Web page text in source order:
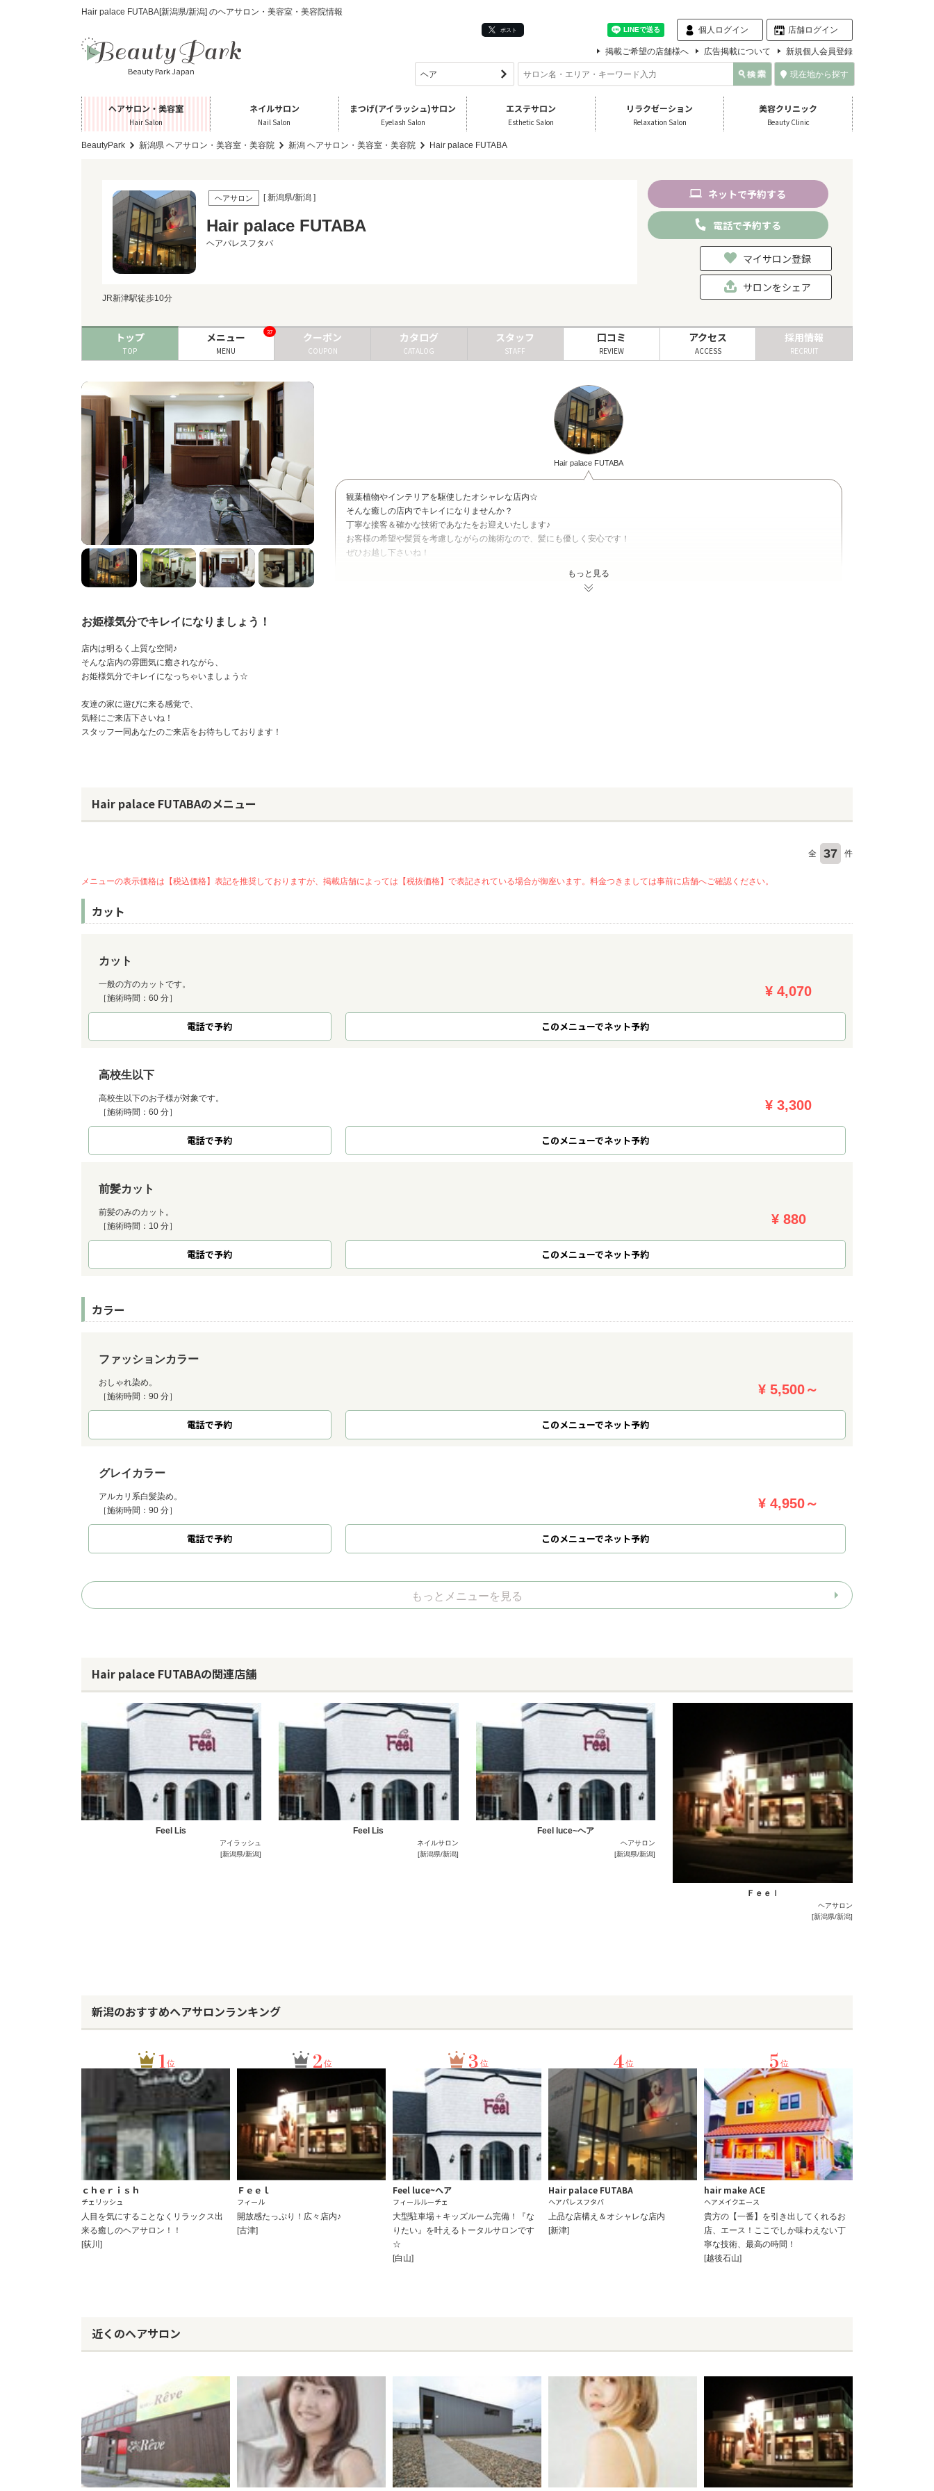
Hair palace FUTABA[新潟県/新潟] のヘアサロン・美容室・美容院情報
ポスト 個人ログイン 店舗ログイン
Beauty Park Japan
掲載ご希望の店舗様へ 広告掲載について 新規個人会員登録
現在地から探す
ヘアサロン・美容室
Hair Salon
ネイルサロン
Nail Salon
まつげ(アイラッシュ)サロン
Eyelash Salon
エステサロン
Esthetic Salon
リラクゼーション
Relaxation Salon
美容クリニック
Beauty Clinic
BeautyPark 新潟県 ヘアサロン・美容室・美容院 新潟 ヘアサロン・美容室・美容院 Hair palace FUTABA
ヘアサロン [ 新潟県/新潟 ]
Hair palace FUTABA
ヘアパレスフタバ
JR新津駅徒歩10分
ネットで予約する
電話で予約する
マイサロン登録
サロンをシェア
トップ
TOP
メニュー
MENU
37 クーポン
COUPON
カタログ
CATALOG
スタッフ
STAFF
口コミ
REVIEW
アクセス
ACCESS
採用情報
RECRUIT
Hair palace FUTABA
観葉植物やインテリアを駆使したオシャレな店内☆
そんな癒しの店内でキレイになりませんか？
丁寧な接客＆確かな技術であなたをお迎えいたします♪
お客様の希望や髪質を考慮しながらの施術なので、髪にも優しく安心です！
ぜひお越し下さいね！
もっと見る
お姫様気分でキレイになりましょう！
店内は明るく上質な空間♪
そんな店内の雰囲気に癒されながら、
お姫様気分でキレイになっちゃいましょう☆
友達の家に遊びに来る感覚で、
気軽にご来店下さいね！
スタッフ一同あなたのご来店をお待ちしております！
Hair palace FUTABAのメニュー
全 37 件
メニューの表示価格は【税込価格】表記を推奨しておりますが、掲載店舗によっては【税抜価格】で表記されている場合が御座います。料金つきましては事前に店舗へご確認ください。
カット
カット
一般の方のカットです。
［施術時間：60 分］
¥ 4,070
電話で予約 このメニューでネット予約
高校生以下
高校生以下のお子様が対象です。
［施術時間：60 分］
¥ 3,300
電話で予約 このメニューでネット予約
前髪カット
前髪のみのカット。
［施術時間：10 分］
¥ 880
電話で予約 このメニューでネット予約
カラー
ファッションカラー
おしゃれ染め。
［施術時間：90 分］
¥ 5,500～
電話で予約 このメニューでネット予約
グレイカラー
アルカリ系白髪染め。
［施術時間：90 分］
¥ 4,950～
電話で予約 このメニューでネット予約
もっとメニューを見る
Hair palace FUTABAの関連店舗
Feel Lis
アイラッシュ
[新潟県/新潟]
Feel Lis
ネイルサロン
[新潟県/新潟]
Feel luce~ヘア
ヘアサロン
[新潟県/新潟]
Ｆｅｅｌ
ヘアサロン
[新潟県/新潟]
新潟のおすすめヘアサロンランキング
1位
ｃｈｅｒｉｓｈ
チェリッシュ
人目を気にすることなくリラックス出
来る癒しのヘアサロン！！
[荻川]
2 位
Ｆｅｅｌ
フィール
開放感たっぷり！広々店内♪
[古津]
3 位
Feel luce~ヘア
フィールルーチェ
大型駐車場＋キッズルーム完備！『な
りたい』を叶えるトータルサロンです
☆
[白山]
4位
Hair palace FUTABA
ヘアパレスフタバ
上品な店構え＆オシャレな店内
[新津]
5 位
hair make ACE
ヘアメイクエース
貴方の【一番】を引き出してくれるお
店、エース！ここでしか味わえない丁
寧な技術、最高の時間！
[越後石山]
近くのヘアサロン